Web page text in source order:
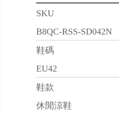
SKU
B8QC-RSS-SD042N
鞋碼
EU42
鞋款
休閒涼鞋